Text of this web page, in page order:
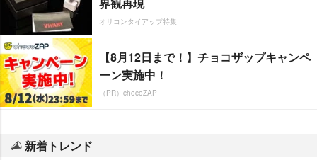
オリコンタイアップ特集
【8月12日まで！】チョコザップキャンペ
ーン実施中！
（PR）chocoZAP
新着トレンド